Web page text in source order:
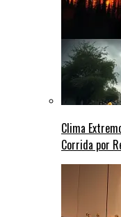
Clima
Corrida por